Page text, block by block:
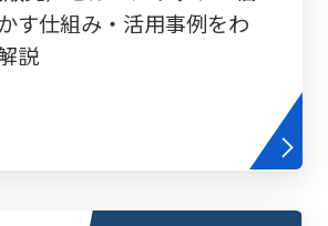
す仕組み・活用事例をわ
説